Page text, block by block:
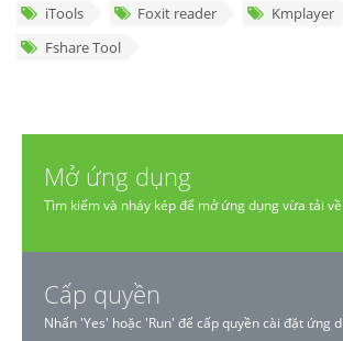
iTools
Foxit reader
Kmplayer
Fshare Tool
Mở ứng dụng
Tìm kiếm và nháy kép để mở ứng dụng vừa tải
Cấp quyền
Nhấn 'Yes' hoặc 'Run' để cấp quyền cài đặt ứng